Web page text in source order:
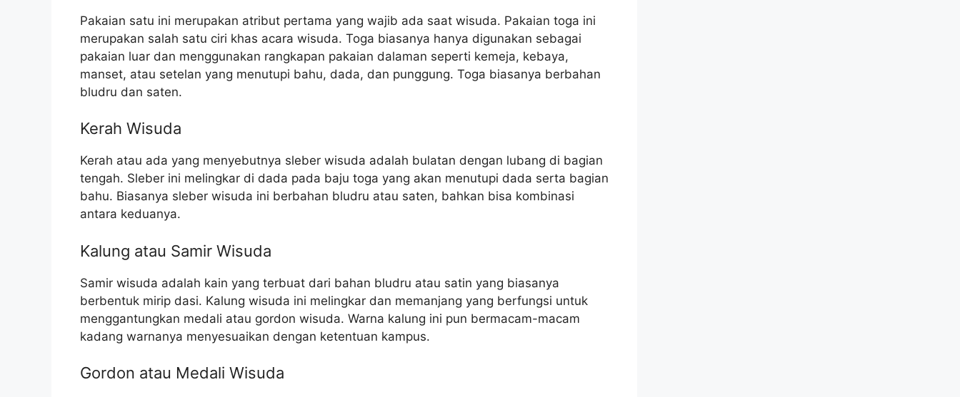
Pakaian satu ini merupakan atribut pertama yang wajib ada saat wisuda. Pakaian toga ini
merupakan salah satu ciri khas acara wisuda. Toga biasanya hanya digunakan sebagai
pakaian luar dan menggunakan rangkapan pakaian dalaman seperti kemeja, kebaya,
manset, atau setelan yang menutupi bahu, dada, dan punggung. Toga biasanya berbahan
bludru dan saten.
Kerah Wisuda
Kerah atau ada yang menyebutnya sleber wisuda adalah bulatan dengan lubang di bagian
tengah. Sleber ini melingkar di dada pada baju toga yang akan menutupi dada serta bagian
bahu. Biasanya sleber wisuda ini berbahan bludru atau saten, bahkan bisa kombinasi
antara keduanya.
Kalung atau Samir Wisuda
Samir wisuda adalah kain yang terbuat dari bahan bludru atau satin yang biasanya
berbentuk mirip dasi. Kalung wisuda ini melingkar dan memanjang yang berfungsi untuk
menggantungkan medali atau gordon wisuda. Warna kalung ini pun bermacam-macam
kadang warnanya menyesuaikan dengan ketentuan kampus.
Gordon atau Medali Wisuda